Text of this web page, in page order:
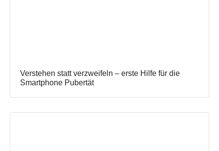
Verstehen statt verzweifeln – erste Hilfe für die
Smartphone Pubertät